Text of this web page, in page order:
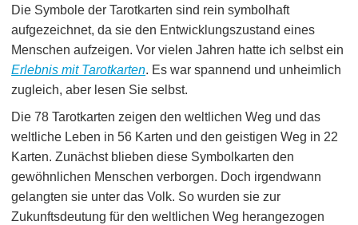
Die Symbole der Tarotkarten sind rein symbolhaft
aufgezeichnet, da sie den Entwicklungszustand eines
Menschen aufzeigen. Vor vielen Jahren hatte ich selbst ein
Erlebnis mit Tarotkarten. Es war spannend und unheimlich
zugleich, aber lesen Sie selbst.
Die 78 Tarotkarten zeigen den weltlichen Weg und das
weltliche Leben in 56 Karten und den geistigen Weg in 22
Karten. Zunächst blieben diese Symbolkarten den
gewöhnlichen Menschen verborgen. Doch irgendwann
gelangten sie unter das Volk. So wurden sie zur
Zukunftsdeutung für den weltlichen Weg herangezogen